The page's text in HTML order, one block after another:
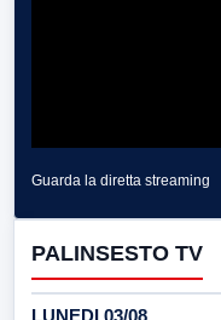
Guarda la diretta streaming
PALINSESTO TV
LUNEDI 03/08